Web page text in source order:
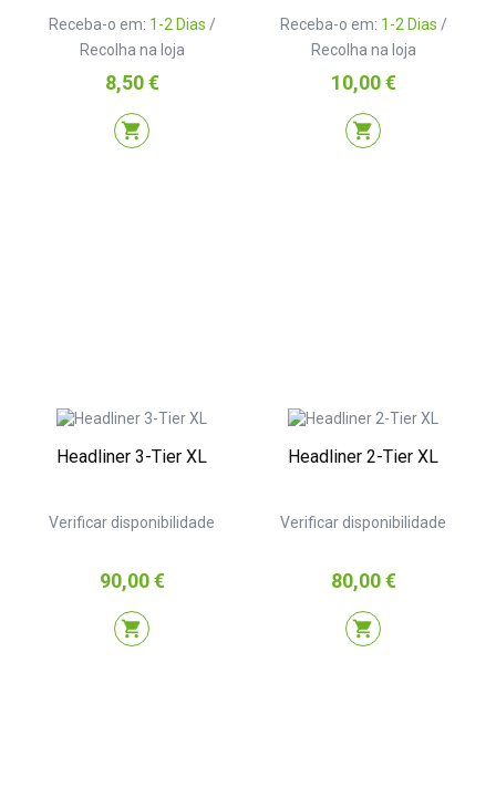
Receba-o em: 1-2 Dias /
Recolha na loja
Preço
8,50 €
shopping_cart
Receba-o em: 1-2 Dias /
Recolha na loja
Preço
10,00 €
shopping_cart
Headliner 3-Tier XL
Verificar disponibilidade
Preço
90,00 €
shopping_cart
Headliner 2-Tier XL
Verificar disponibilidade
Preço
80,00 €
shopping_cart